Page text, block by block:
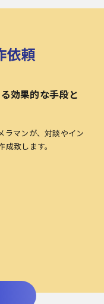
依頼
効果的な手段と
ラマンが、対談やイン
致します。